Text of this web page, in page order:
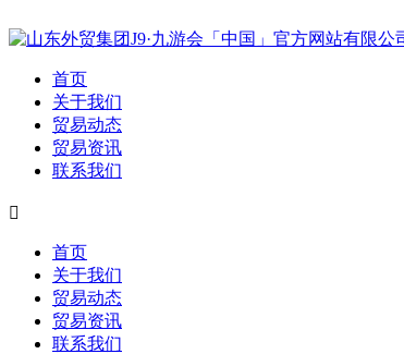
首页
关于我们
贸易动态
贸易资讯
联系我们

首页
关于我们
贸易动态
贸易资讯
联系我们